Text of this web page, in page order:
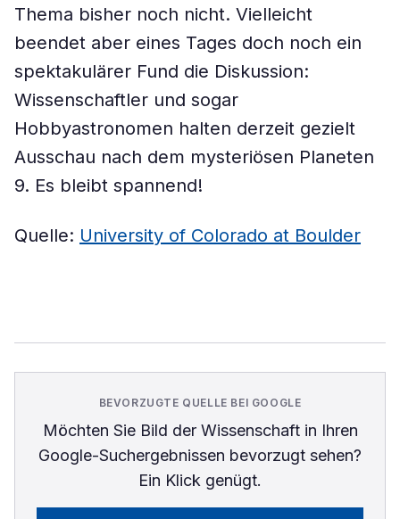
Thema bisher noch nicht. Vielleicht
beendet aber eines Tages doch noch ein
spektakulärer Fund die Diskussion:
Wissenschaftler und sogar
Hobbyastronomen halten derzeit gezielt
Ausschau nach dem mysteriösen Planeten
9. Es bleibt spannend!
Quelle: University of Colorado at Boulder
BEVORZUGTE QUELLE BEI GOOGLE
Möchten Sie Bild der Wissenschaftin Ihren
Google-Suchergebnissen bevorzugt sehen?
Ein Klick genügt.